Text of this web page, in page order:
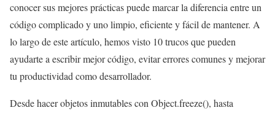
conocer sus mejores prácticas puede marcar la diferencia entre un
código complicado y uno limpio, eficiente y fácil de mantener. A
lo largo de este artículo, hemos visto 10 trucos que pueden
ayudarte a escribir mejor código, evitar errores comunes y mejorar
tu productividad como desarrollador.
Desde hacer objetos inmutables con Object.freeze(), hasta